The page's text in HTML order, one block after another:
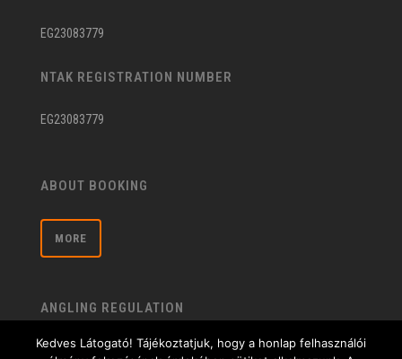
EG23083779
NTAK REGISTRATION NUMBER
EG23083779
ABOUT BOOKING
MORE
ANGLING REGULATION
Kedves Látogató! Tájékoztatjuk, hogy a honlap felhasználói